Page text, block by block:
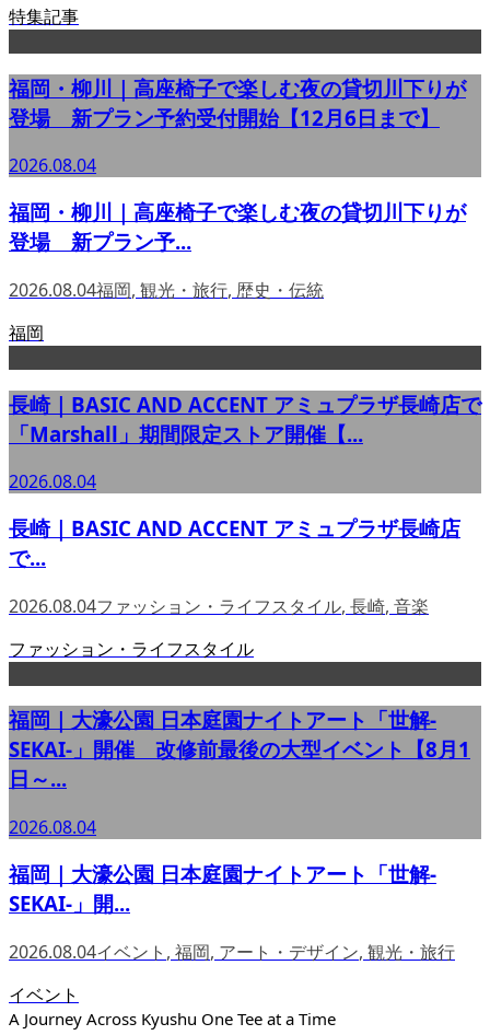
特集記事
福岡・柳川｜高座椅子で楽しむ夜の貸切川下りが
登場 新プラン予約受付開始【12月6日まで】
2026.08.04
福岡・柳川｜高座椅子で楽しむ夜の貸切川下りが
登場 新プラン予...
2026.08.04福岡, 観光・旅行, 歴史・伝統
福岡
長崎｜BASIC AND ACCENT アミュプラザ長崎店で
「Marshall」期間限定ストア開催【...
2026.08.04
長崎｜BASIC AND ACCENT アミュプラザ長崎店
で...
2026.08.04ファッション・ライフスタイル, 長崎, 音楽
ファッション・ライフスタイル
福岡｜大濠公園 日本庭園ナイトアート「世解-
SEKAI-」開催 改修前最後の大型イベント【8月1
日～...
2026.08.04
福岡｜大濠公園 日本庭園ナイトアート「世解-
SEKAI-」開...
2026.08.04イベント , 福岡, アート・デザイン, 観光・旅行
イベント
A Journey Across Kyushu One Tee at a Time